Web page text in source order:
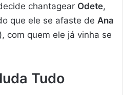
chantagear Odete,
que ele se afaste de Ana
com quem ele já vinha se
Tudo